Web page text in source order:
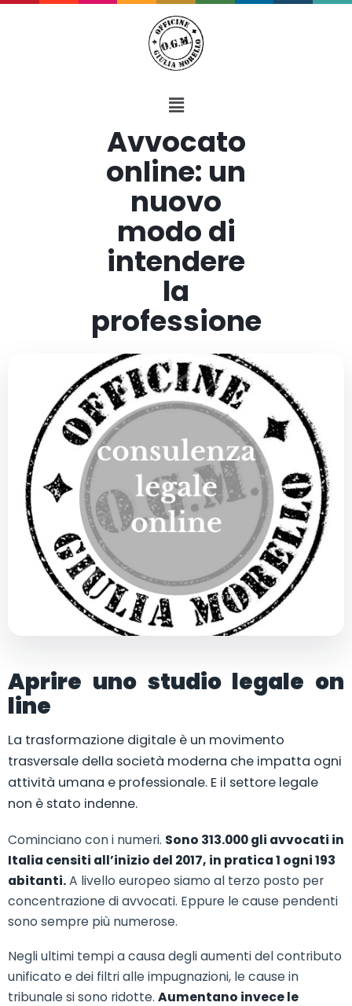
Avvocato
online: un
nuovo
modo di
intendere
la
professione
Aprire uno studio legale on
line
La trasformazione digitale è un movimento
trasversale della società moderna che impatta ogni
attività umana e professionale. E il settore legale
non è stato indenne.
Cominciano con i numeri. Sono 313.000 gli avvocati in
Italia censiti all’inizio del 2017, in pratica 1 ogni 193
abitanti.A livello europeo siamo al terzo posto per
concentrazione di avvocati. Eppure le cause pendenti
sono sempre più numerose.
Negli ultimi tempi a causa degli aumenti del contributo
unificato e dei filtri alle impugnazioni, le cause in
tribunale si sono ridotte. Aumentano invece le